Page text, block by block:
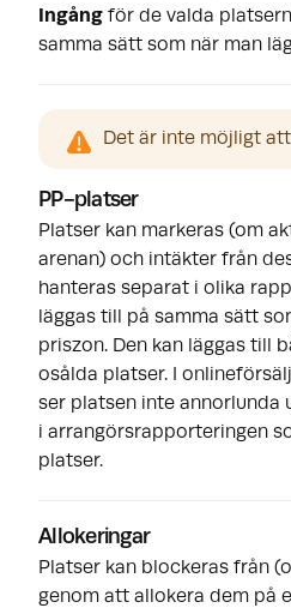
Ingång för de valda
samma sätt som när man
Det är inte möjligt
PP-platser
Platser kan markeras (om
arenan) och intäkter från
hanteras separat i olika
läggas till på samma sätt
priszon. Den kan läggas till
osålda platser. I
ser platsen inte annorlunda
i arrangörsrapporteringen
platser.
Allokeringar
Platser kan blockeras från
genom att allokera dem på